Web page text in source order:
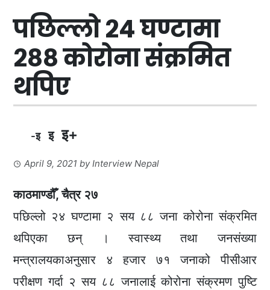
पछिल्लो २४ घण्टामा
२८८ कोरोना संक्रमित
थपिए
-इ इ इ+
April 9, 2021 byInterview Nepal
काठमाण्डौँ, चैत्र २७
पछिल्लो २४ घण्टामा २ सय ८८ जना कोरोना संक्रमित
थपिएका छन् । स्वास्थ्य तथा जनसंख्या
मन्त्रालयकाअनुसार ४ हजार ७१ जनाको पीसीआर
परीक्षण गर्दा २ सय ८८ जनालाई कोरोना संक्रमण पुष्टि